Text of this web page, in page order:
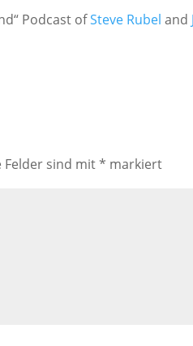
Podcast ofSteve Rubel and
sind mit* markiert